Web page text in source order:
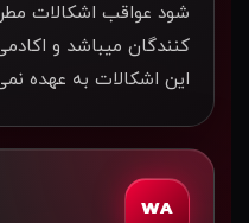
شود عواقب اشكالات
كنندگان ميباشد و
اين اشكالات به عهده
WA